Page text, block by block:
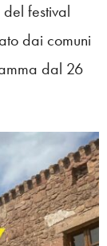
festival
dai comuni
dal 26